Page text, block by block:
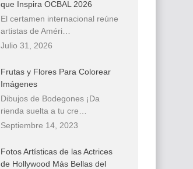
que Inspira OCBAL 2026
El certamen internacional reúne
artistas de Améri…
Julio 31, 2026
Frutas y Flores Para Colorear
Imágenes
Dibujos de Bodegones ¡Da
rienda suelta a tu cre…
Septiembre 14, 2023
Fotos Artísticas de las Actrices
de Hollywood Más Bellas del